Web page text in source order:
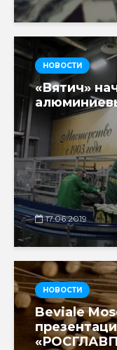
НОВОСТИ
«Вятич»
17.06.2019
НОВОСТИ
Beviale